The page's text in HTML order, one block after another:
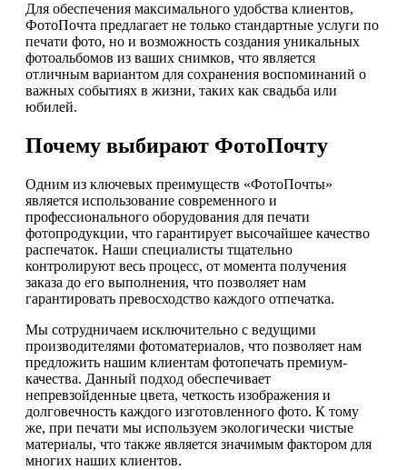
Для обеспечения максимального удобства клиентов,
ФотоПочта предлагает не только стандартные услуги по
печати фото, но и возможность создания уникальных
фотоальбомов из ваших снимков, что является
отличным вариантом для сохранения воспоминаний о
важных событиях в жизни, таких как свадьба или
юбилей.
Почему выбирают ФотоПочту
Одним из ключевых преимуществ «ФотоПочты»
является использование современного и
профессионального оборудования для печати
фотопродукции, что гарантирует высочайшее качество
распечаток. Наши специалисты тщательно
контролируют весь процесс, от момента получения
заказа до его выполнения, что позволяет нам
гарантировать превосходство каждого отпечатка.
Мы сотрудничаем исключительно с ведущими
производителями фотоматериалов, что позволяет нам
предложить нашим клиентам фотопечать премиум-
качества. Данный подход обеспечивает
непревзойденные цвета, четкость изображения и
долговечность каждого изготовленного фото. К тому
же, при печати мы используем экологически чистые
материалы, что также является значимым фактором для
многих наших клиентов.